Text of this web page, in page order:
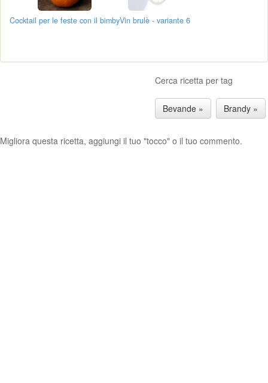
Cocktail per le feste con il bimbyVin brulè - variante 6
Cerca ricetta per tag
Bevande » Brandy »
Migliora questa ricetta, aggiungi il tuo "tocco" o il tuo commento.